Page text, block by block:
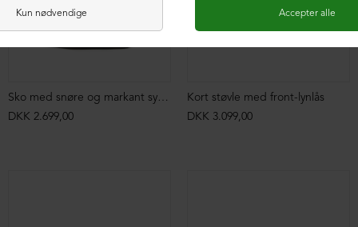
Sko med snøre og markant syning
DKK 2.699,00
Kort støvle med front-lynlås
DKK 3.099,00